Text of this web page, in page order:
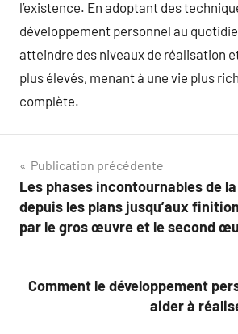
l’existence. En adoptant des
développement personnel au
atteindre des niveaux de réalisation
plus élevés, menant à une vie plus
complète.
Navigation
de
l’article
Publication précédente
Les phases incontournables de
depuis les plans jusqu’aux
par le gros œuvre et le second
Comment le développement
aider à